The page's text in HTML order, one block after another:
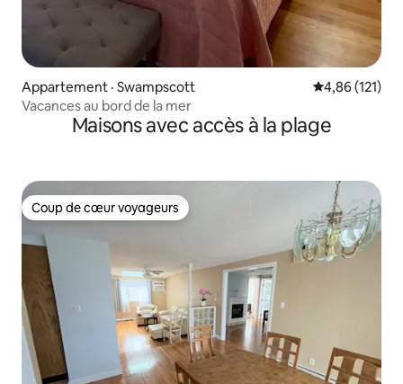
Appartement · Swampscott Note
4,86 (121)
Vacances au bord de la mer
Maisons avec accès à la plage
Coup de cœur voyageurs
Coup de cœur voyageurs